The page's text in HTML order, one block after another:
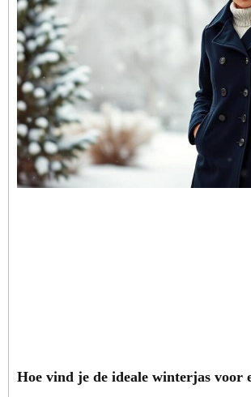
Hoe vind je de ideale winterjas voor